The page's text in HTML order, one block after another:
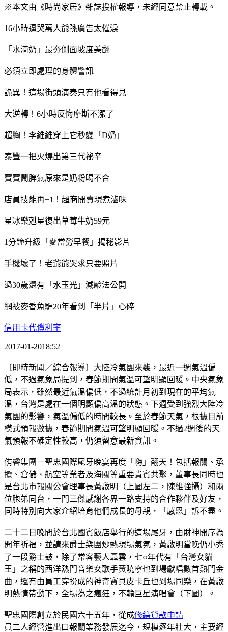
※本文由《時尚家居》雜誌授權報導，未經同意禁止轉載。
16小時逼哭萬人爺孫廣告太催淚
「水滴奶」最夯側面坡度美翻
必須立即處理的身體警訊
詭異！這場街頭演奏只有他看得見
大逆轉！6小時反悔摩斯不漲了
超胸！李維維穿上它秒變「D奶」
泰豐一把火燒出第三代祕辛
寶寶鬧脾氣原來是奶粉喝不合
店員技能再+1！超商開賣現煮滷味
星冰樂剋星復出草莓牛奶59元
1分鐘升級「麥當勞早餐」揭秘影片
手機壞了！老爺爺哭求只要照片
過30歲還有「水玉光」減齡法公開
網被麥香魚騙20年看到「半片」心碎
信用卡代償利率
2017-01-2018:52
〔即時新聞／綜合報導〕大陸冷氣團來襲，最近一週氣溫偏
低，不過氣象局提到，春節期間氣溫可望明顯回暖。中央氣象
局表示，雖然最近氣溫偏低，不過統計月初到現在的平均氣
溫，台灣是處在一個明顯偏高溫的狀態。下週受到強烈大陸冷
氣團的影響，氣溫偏低的時間較長。至於春節天氣，根據目前
模式預報數據，春節期間氣溫可望明顯回暖。不過2週後的天
氣預報不確定性較高，仍須留意最新資訊。
侑睿集團－聖忠國際尾牙晚宴再度「嗨」翻天！包括報關、承
攬、倉儲、航空等業者及海關等重要貴賓共聚，董事長同時也
是台北市報關公會理事長黃啟明（上圖左二，陳維強攝）和兩
位胞弟同台，一門三傑感謝各界一路支持的合作夥伴及好友，
同時特別向大家介紹培育他們成長的母親，「感恩」訴不盡。
二十二日晚間於台北國賓飯店舉行的這場尾牙，由財神開序為
開年祈福，並請來爵士樂團炒熱現場氣氛，黃啟明當晚仍小秀
了一段爵士鼓，除了常客藝人聶雲，七○年代有「台灣女貓
王」之稱的西洋熱門音樂女歌手黃曉寧也到場獻唱數首熱門金
曲，還有由員工穿扮成的神奇寶貝皮卡丘也到場同樂，在黃啟
明熱情帶動下，全場為之瘋狂，不輸巨星演唱會（下圖）。
聖忠國際創立於民國六十五年，從成修繕貸款申請
員二人經營進出口報關業務發展迄今，規模逐年壯大，主要經